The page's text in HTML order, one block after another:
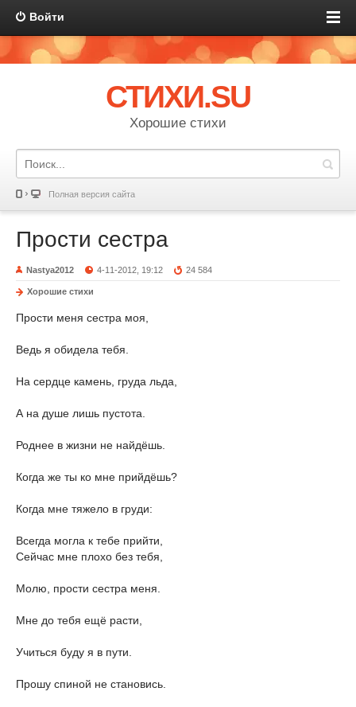
Войти
СТИХИ.SU
Хорошие стихи
Полная версия сайта
Прости сестра
Nastya2012 4-11-2012, 19:12 24 584
Хорошие стихи
Прости меня сестра моя,
Ведь я обидела тебя.
На сердце камень, груда льда,
А на душе лишь пустота.
Роднее в жизни не найдёшь.
Когда же ты ко мне прийдёшь?
Когда мне тяжело в груди:
Всегда могла к тебе прийти,
Сейчас мне плохо без тебя,
Молю, прости сестра меня.
Мне до тебя ещё расти,
Учиться буду я в пути.
Прошу спиной не становись.